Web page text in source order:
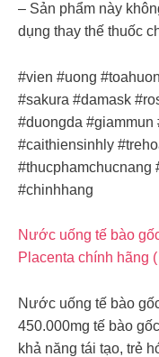
– Sản phẩm này
dụng thay thế thuốc
#vien #uong
#sakura #damask
#duongda #giammun
#caithiensinhly
#thucphamchucnang
#chinhhang
Nước uống tế bào
Placenta chính hãng
Nước uống tế bào
450.000mg tế bào
khả năng tái tạo, trẻ